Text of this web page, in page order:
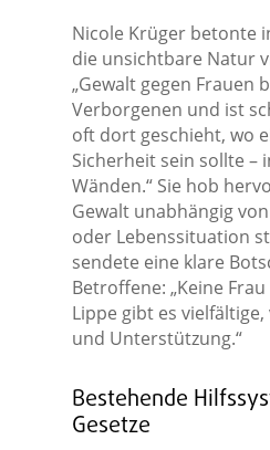
Nicole Krüger betonte
die unsichtbare Natur
„Gewalt gegen Frauen
Verborgenen und ist
oft dort geschieht, wo
Sicherheit sein sollte –
Wänden.“ Sie hob
Gewalt unabhängig
oder Lebenssituation
sendete eine klare
Betroffene: „Keine
Lippe gibt es
und Unterstützung.“
Bestehende
Gesetze